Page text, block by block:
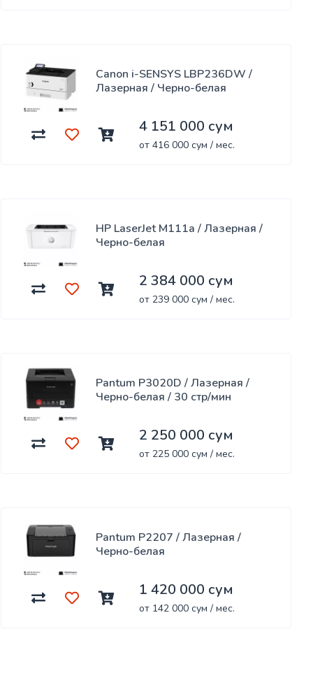
Canon i-SENSYS LBP236DW /
Лазерная / Черно-белая
4 151 000 сум
от 416 000 сум / мес.
HP LaserJet M111a / Лазерная /
Черно-белая
2 384 000 сум
от 239 000 сум / мес.
Pantum P3020D / Лазерная /
Черно-белая / 30 стр/мин
2 250 000 сум
от 225 000 сум / мес.
Pantum P2207 / Лазерная /
Черно-белая
1 420 000 сум
от 142 000 сум / мес.